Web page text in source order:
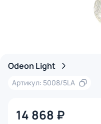
Odeon Light
Артикул: 5008/5LA
14 868 ₽